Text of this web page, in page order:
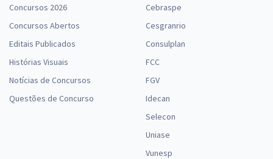
Concursos 2026
Concursos Abertos
Editais Publicados
Histórias Visuais
Notícias de Concursos
Questões de Concurso
Cebraspe
Cesgranrio
Consulplan
FCC
FGV
Idecan
Selecon
Uniase
Vunesp